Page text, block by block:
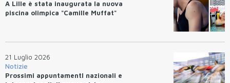
A Lille è stata inaugurata la nuova
piscina olimpica "Camille Muffat"
21 Luglio 2026
Notizie
Prossimi appuntamentI nazionali e